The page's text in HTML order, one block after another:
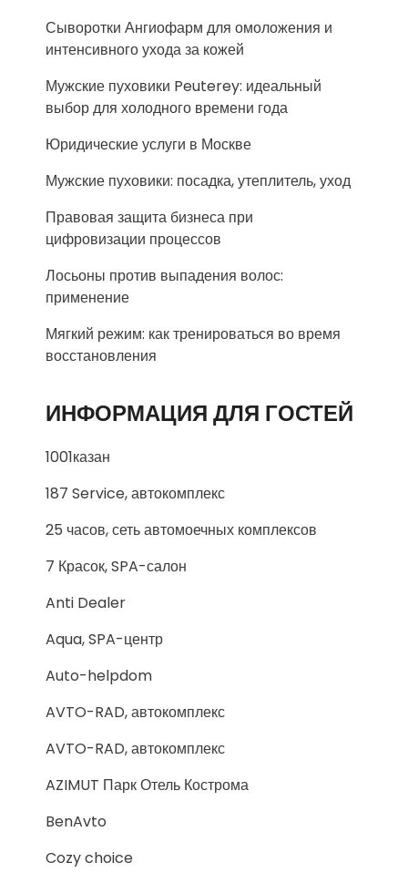
Сыворотки Ангиофарм для омоложения и
интенсивного ухода за кожей
Мужские пуховики Peuterey: идеальный
выбор для холодного времени года
Юридические услуги в Москве
Мужские пуховики: посадка, утеплитель, уход
Правовая защита бизнеса при
цифровизации процессов
Лосьоны против выпадения волос:
применение
Мягкий режим: как тренироваться во время
восстановления
ИНФОРМАЦИЯ ДЛЯ ГОСТЕЙ
1001казан
187 Service, автокомплекс
25 часов, сеть автомоечных комплексов
7 Красок, SPA-салон
Anti Dealer
Aqua, SPA-центр
Auto-helpdom
AVTO-RAD, автокомплекс
AVTO-RAD, автокомплекс
AZIMUT Парк Отель Кострома
BenAvto
Cozy choice